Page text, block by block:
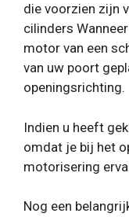
die voorzien zijn
cilinders
motor van een
van uw poort
openingsrichting.
Indien u heeft
omdat je bij het
motorisering
Nog een